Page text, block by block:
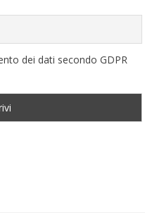
dei dati secondo GDPR